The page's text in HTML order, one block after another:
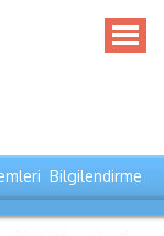
Bilgilendirme